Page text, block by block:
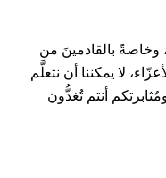
وخاصةً بالقادمينَ من
لا يمكننا أن نتعلَّم
أنتم تُغذُّون